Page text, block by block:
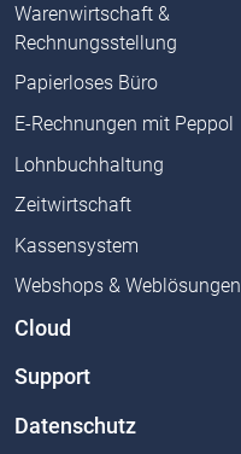
Warenwirtschaft &
Rechnungsstellung
Papierloses Büro
E-Rechnungen mit Peppol
Lohnbuchhaltung
Zeitwirtschaft
Kassensystem
Webshops & Weblösungen
Cloud
Support
Datenschutz